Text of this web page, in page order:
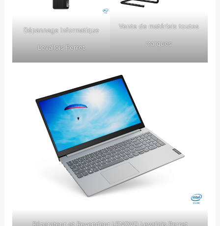
Dépannage informatique
Levallois Perret
Vente de matériels toutes
marques
Réparateur et Revendeur LENOVO Levallois Perret